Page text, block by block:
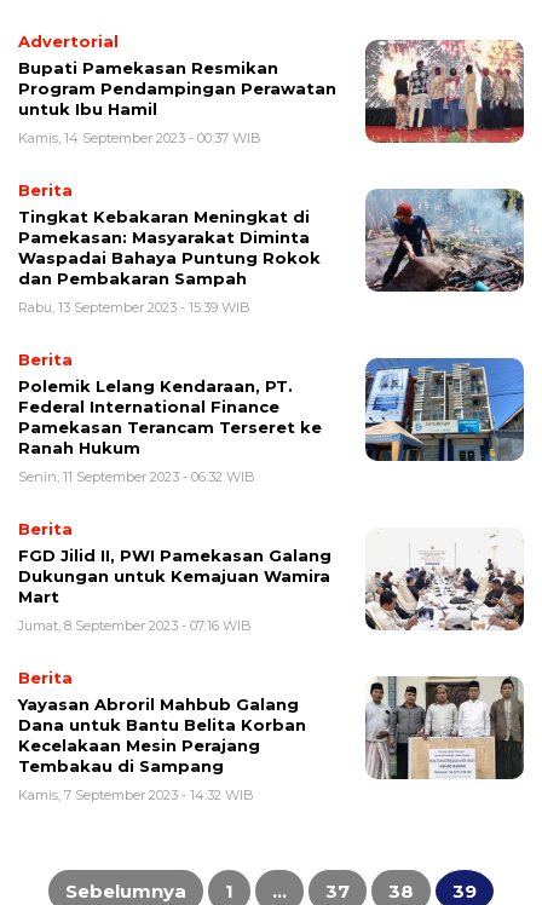
Advertorial
Bupati Pamekasan Resmikan
Program Pendampingan Perawatan
untuk Ibu Hamil
Kamis, 14 September 2023 - 00:37 WIB
Berita
Tingkat Kebakaran Meningkat di
Pamekasan: Masyarakat Diminta
Waspadai Bahaya Puntung Rokok
dan Pembakaran Sampah
Rabu, 13 September 2023 - 15:39 WIB
Berita
Polemik Lelang Kendaraan, PT.
Federal International Finance
Pamekasan Terancam Terseret ke
Ranah Hukum
Senin, 11 September 2023 - 06:32 WIB
Berita
FGD Jilid II, PWI Pamekasan Galang
Dukungan untuk Kemajuan Wamira
Mart
Jumat, 8 September 2023 - 07:16 WIB
Berita
Yayasan Abroril Mahbub Galang
Dana untuk Bantu Belita Korban
Kecelakaan Mesin Perajang
Tembakau di Sampang
Kamis, 7 September 2023 - 14:32 WIB
Paginasi
pos
Sebelumnya 1 … 37 38 39